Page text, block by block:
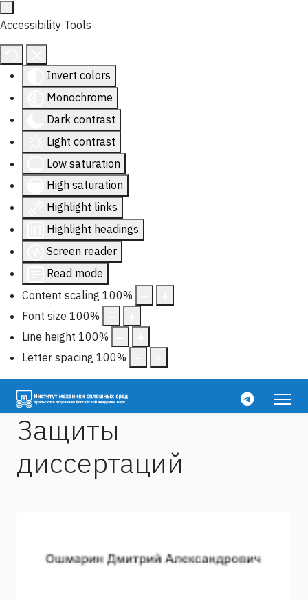
Accessibility Tools
Invert colors
Monochrome
Dark contrast
Light contrast
Low saturation
High saturation
Highlight links
Highlight headings
Screen reader
Read mode
Content scaling 100%
Font size 100%
Line height 100%
Letter spacing 100%
Защиты
диссертаций